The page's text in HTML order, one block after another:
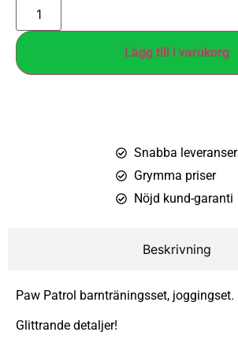
Lägg till i varukorg
Snabba leveranser
Grymma priser
Nöjd kund-garanti
Beskrivning
Paw Patrol barnträningsset, joggingset.
Glittrande detaljer!